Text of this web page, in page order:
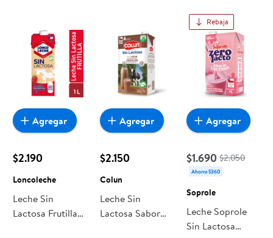
$2.190
Loncoleche
Leche Sin
Lactosa Frutilla
Agregar
$2.150
Colun
Leche Sin
Lactosa Sabor
Agregar
Rebaja
$1.690 $2.050
Ahorra $360
Soprole
Leche Soprole
Sin Lactosa
Agregar